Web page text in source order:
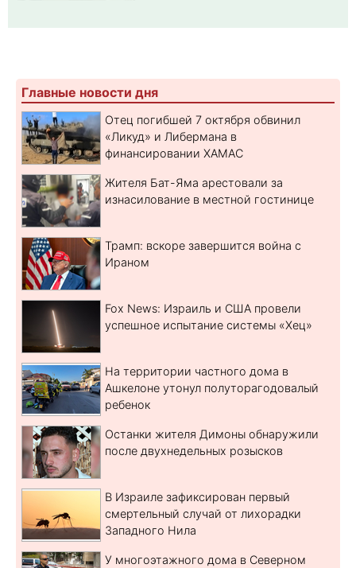
Главные новости дня
Отец погибшей 7 октября обвинил
«Ликуд» и Либермана в
финансировании ХАМАС
Жителя Бат-Яма арестовали за
изнасилование в местной гостинице
Трамп: вскоре завершится война с
Ираном
Fox News: Израиль и США провели
успешное испытание системы «Хец»
На территории частного дома в
Ашкелоне утонул полуторагодовалый
ребенок
Останки жителя Димоны обнаружили
после двухнедельных розысков
В Израиле зафиксирован первый
смертельный случай от лихорадки
Западного Нила
У многоэтажного дома в Северном